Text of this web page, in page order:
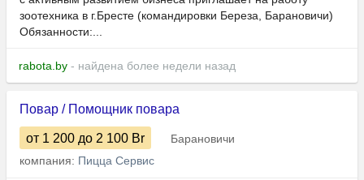
зоотехника в г.Бресте (командировки Береза, Барановичи)
Обязанности:...
rabota.by - найдена более недели назад
Повар / Помощник повара
от 1 200 до 2 100 Br
Барановичи
компания: Пицца Сервис